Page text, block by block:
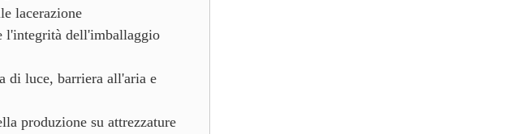
lacerazione
l'integrità dell'imballaggio
di luce, barriera all'aria e
produzione su attrezzature